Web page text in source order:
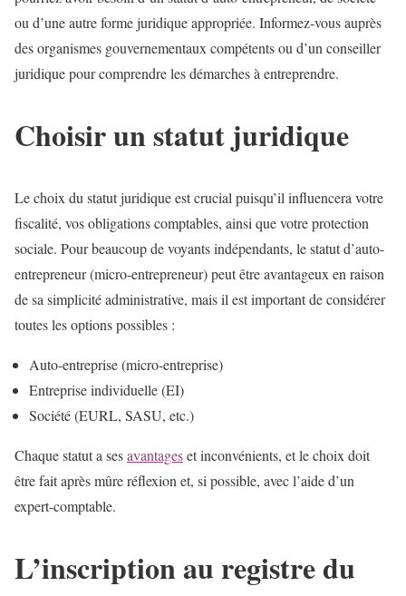
ou d’une autre forme juridique appropriée. Informez-vous auprès
des organismes gouvernementaux compétents ou d’un conseiller
juridique pour comprendre les démarches à entreprendre.
Choisir un statut juridique
Le choix du statut juridique est crucial puisqu’il influencera votre
fiscalité, vos obligations comptables, ainsi que votre protection
sociale. Pour beaucoup de voyants indépendants, le statut d’auto-
entrepreneur (micro-entrepreneur) peut être avantageux en raison
de sa simplicité administrative, mais il est important de considérer
toutes les options possibles :
Auto-entreprise (micro-entreprise)
Entreprise individuelle (EI)
Société (EURL, SASU, etc.)
Chaque statut a sesavantageset inconvénients, et le choix doit
être fait après mûre réflexion et, si possible, avec l’aide d’un
expert-comptable.
L’inscription au registre du